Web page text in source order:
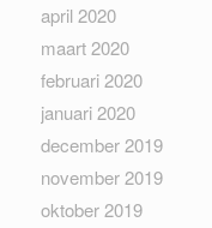
april 2020
maart 2020
februari 2020
januari 2020
december 2019
november 2019
oktober 2019